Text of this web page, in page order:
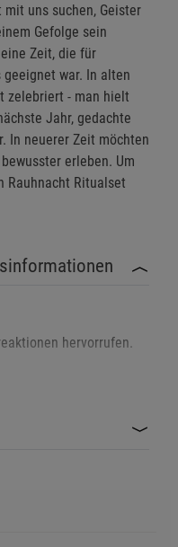
uns suchen, Geister
Gefolge sein
Zeit, die für
war. In alten
zelebriert - man hielt
Jahr, gedachte
In neuerer Zeit möchten
erleben. Um
Rauhnacht Ritualset
hervorrufen.
Wasser und Seife